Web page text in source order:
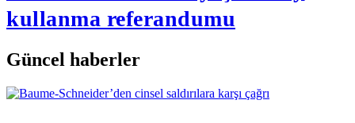
kullanma referandumu
Güncel haberler